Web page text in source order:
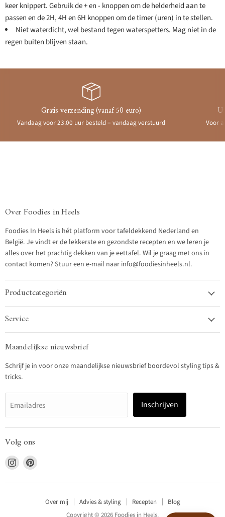
keer knippert. Gebruik de + en - knoppen om de helderheid aan te
passen en de 2H, 4H en 6H knoppen om de timer (uren) in te stellen.
Niet waterdicht, wel bestand tegen waterspetters. Mag niet in de
regen buiten blijven staan.
Gratis verzending (vanaf 50 euro)
Vandaag voor 23.00 uur besteld = vandaag verstuurd Voor
Over Foodies in Heels
Foodies In Heels is hét platform voor tafeldekkend Nederland en
België. Je vindt er de lekkerste en gezondste recepten en we leren je
alles over het prachtig dekken van je eettafel. Wil je graag met ons in
contact komen? Stuur een e-mail naar info@foodiesinheels.nl.
Productcategoriën
Service
Maandelijkse nieuwsbrief
Schrijf je in voor onze maandelijkse nieuwsbrief boordevol styling tips &
tricks.
Emailadres Inschrijven
Volg ons
Vind
ons
op
Vind
op
Over mij Advies & styling Recepten
Blog
Copyright © 2026 Foodies in Heels.